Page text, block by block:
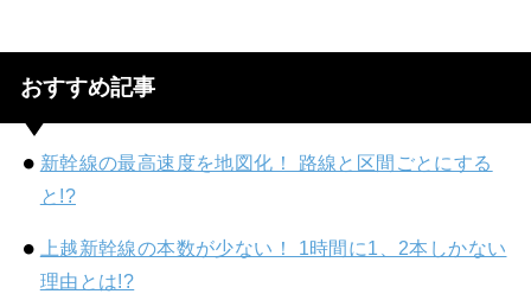
おすすめ記事
新幹線の最高速度を地図化！ 路線と区間ごとにする
と!?
上越新幹線の本数が少ない！ 1時間に1、2本しかない
理由とは!?